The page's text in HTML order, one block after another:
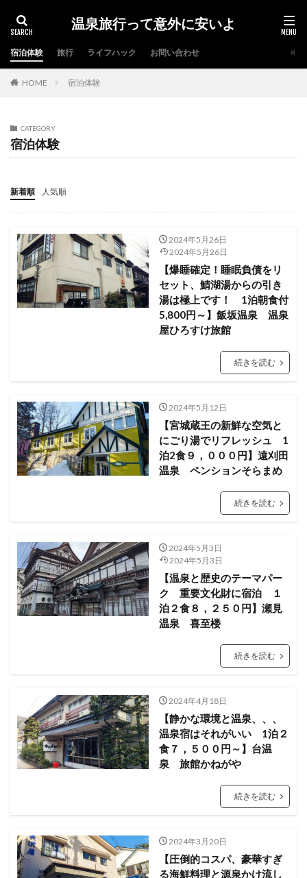
温泉旅行って意外に安いよ
宿泊体験 旅行 ライフハック お問い合わせ
HOME 宿泊体験
CATEGORY
宿泊体験
新着順 人気順
2024年5月26日
2024年5月26日
【爆睡確定！睡眠負債をリ
セット、鯖湖湯からの引き
湯は極上です！ 1泊朝食付
5,800円～】飯坂温泉 温泉
屋ひろすけ旅館
続きを読む
2024年5月12日
【宮城蔵王の新鮮な空気と
にごり湯でリフレッシュ 1
泊2食９，０００円】遠刈田
温泉 ペンションそらまめ
続きを読む
2024年5月3日
2024年5月3日
【温泉と歴史のテーマパー
ク 重要文化財に宿泊 １
泊２食８，２５０円】瀬見
温泉 喜至楼
続きを読む
2024年4月18日
【静かな環境と温泉、、、
温泉宿はそれがいい 1泊２
食７，５００円～】台温
泉 旅館かねがや
続きを読む
2024年3月20日
【圧倒的コスパ、豪華すぎ
る海鮮料理と源泉かけ流し